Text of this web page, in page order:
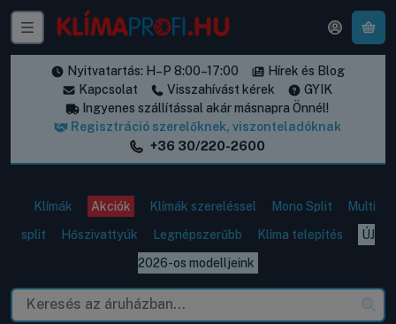
Nyitvatartás: H–P 8:00–17:00
Hírek és Blog
Kapcsolat
Visszahívást kérek
GYIK
Ingyenes szállítással akár másnapra Önnél!
Regisztráció szerelőknek, viszonteladóknak
+36 30/220-2600
Klímák Akciók Klímák szereléssel Mono Split
Multi
split
Hőszivattyúk Legnépszerűbb Klíma telepítés
ÚJ
2026-os modelljeink